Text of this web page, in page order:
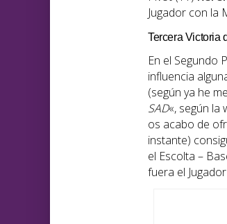
Jugador con la
Tercera Victoria
En el Segundo
influencia
(según ya he
SAD«, según la
os acabo de
instante)
el Escolta –
fuera el